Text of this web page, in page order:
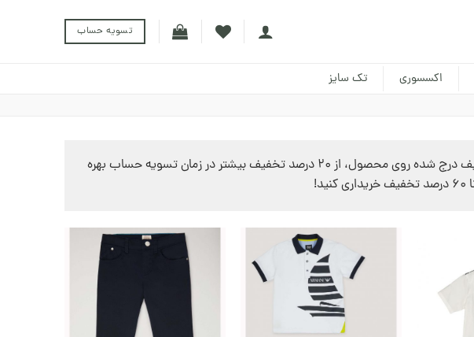
تسویه حساب
اکسسوری تک سایز
با انتخاب هر یک از محصولات این بخش، علاوه بر تخفیف درج شده روی محصول، از 20 درصد تخفیف بیشتر در زمان تسویه حساب بهره